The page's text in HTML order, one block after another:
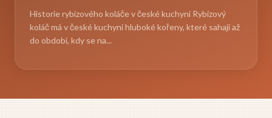
Historie rybízového koláče v české kuchyni Rybízový
koláč má v české kuchyni hluboké kořeny, které sahají až
do období, kdy se na...